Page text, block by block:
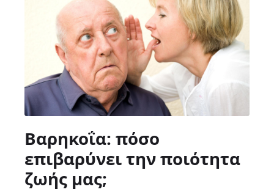
Βαρηκοΐα: πόσο
επιβαρύνει την ποιότητα
ζωής μας;